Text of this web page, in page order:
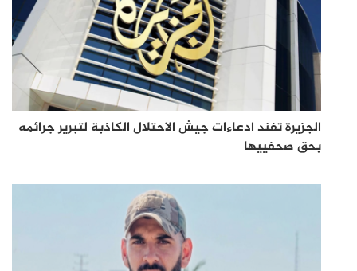
الجزيرة تفند ادعاءات جيش الاحتلال الكاذبة لتبرير جرائمه
بحق صحفييها